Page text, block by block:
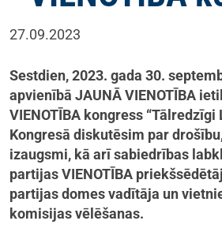
27.09.2023
Sestdien, 2023. gada 30.
apvienībā JAUNĀ VIENOTĪBA
VIENOTĪBA kongress
Kongresā diskutēsim par
izaugsmi, kā arī sabiedrības
partijas VIENOTĪBA
partijas domes vadītāja un
komisijas vēlēšanas.